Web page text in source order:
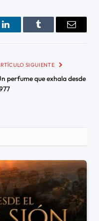
LinkedInTumblr Email
SIGUIENTE
perfume que exhala desde